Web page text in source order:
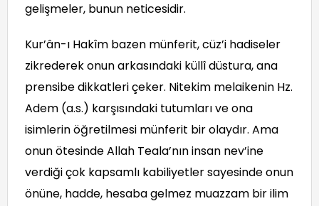
gelişmeler, bunun neticesidir.
Kur’ân-ı Hakîm bazen münferit, cüz’i hadiseler
zikrederek onun arkasındaki küllî düstura, ana
prensibe dikkatleri çeker. Nitekim melaikenin Hz.
Adem (a.s.) karşısındaki tutumları ve ona
isimlerin öğretilmesi münferit bir olaydır. Ama
onun ötesinde Allah Teala’nın insan nev’ine
verdiği çok kapsamlı kabiliyetler sayesinde onun
önüne, hadde, hesaba gelmez muazzam bir ilim